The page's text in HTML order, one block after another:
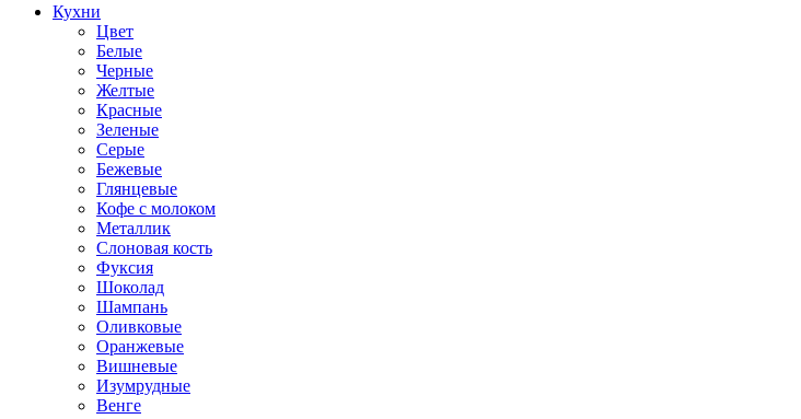
Кухни
Цвет
Белые
Черные
Желтые
Красные
Зеленые
Серые
Бежевые
Глянцевые
Кофе с молоком
Металлик
Слоновая кость
Фуксия
Шоколад
Шампань
Оливковые
Оранжевые
Вишневые
Изумрудные
Венге